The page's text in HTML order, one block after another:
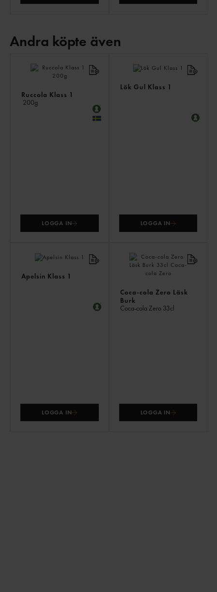
Andra köpte även
Ruccola Klass 1
200g
LOGGA IN
Lök Gul Klass 1
LOGGA IN
Apelsin Klass 1
LOGGA IN
Coca-cola Zero Läsk
Burk
Coca-cola Zero 33cl
LOGGA IN